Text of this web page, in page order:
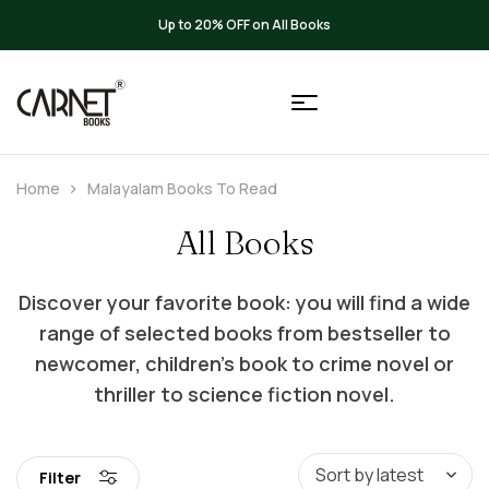
Up to 20% OFF on All Books
Home Malayalam Books To Read
All Books
Discover your favorite book: you will find a wide
range of selected books from bestseller to
newcomer, children’s book to crime novel or
thriller to science fiction novel.
Filter